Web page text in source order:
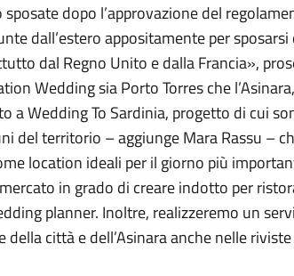
dopo l’approvazione del
dall’estero appositamente per
dal Regno Unito e dalla Francia»,
Wedding sia Porto Torres che
a Wedding To Sardinia, progetto di cui
del territorio – aggiunge Mara Rassu –
location ideali per il giorno più
in grado di creare indotto per
planner. Inoltre, realizzeremo un
città e dell’Asinara anche nelle